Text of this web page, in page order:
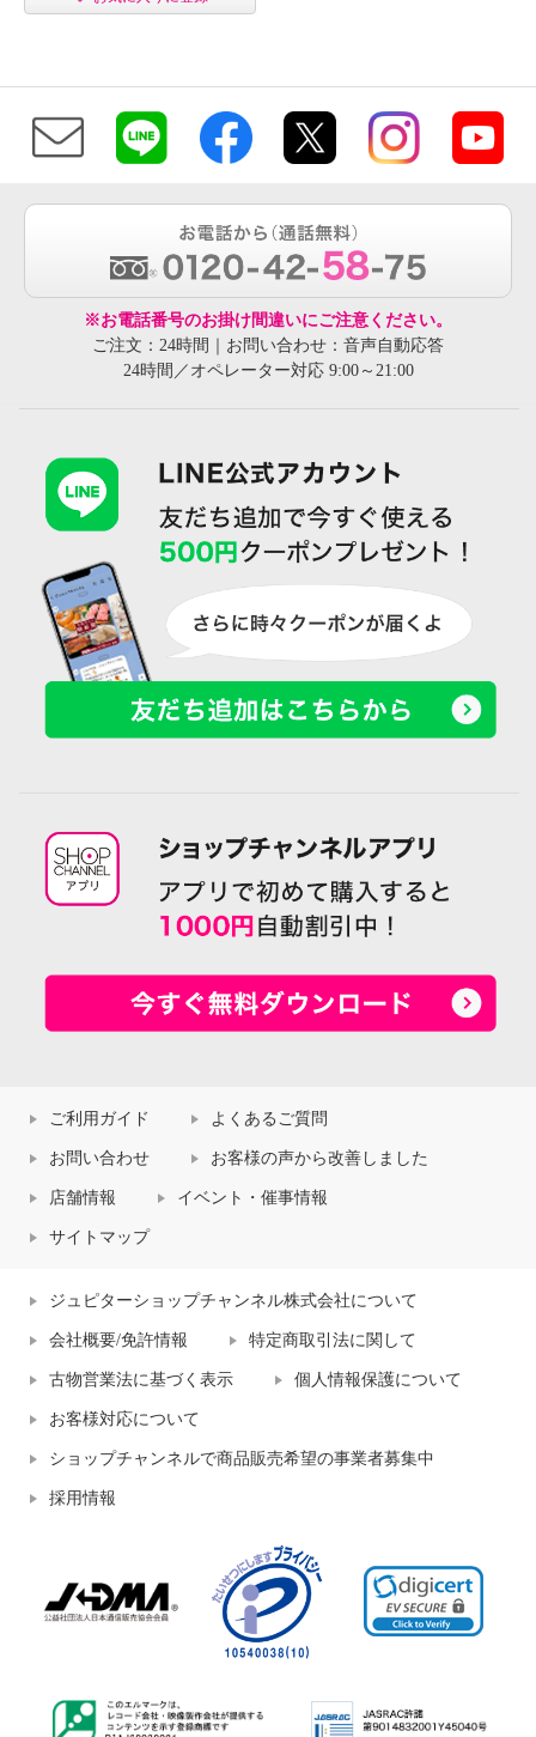
※お電話番号のお掛け間違いにご注意ください。
ご注文：24時間｜お問い合わせ：音声自動応答
24時間／オペレーター対応 9:00～21:00
ご利用ガイド よくあるご質問
お問い合わせ お客様の声から改善しました
店舗情報 イベント・催事情報
サイトマップ
ジュピターショップチャンネル株式会社について
会社概要/免許情報 特定商取引法に関して
古物営業法に基づく表示 個人情報保護について
お客様対応について
ショップチャンネルで商品販売希望の事業者募集中
採用情報